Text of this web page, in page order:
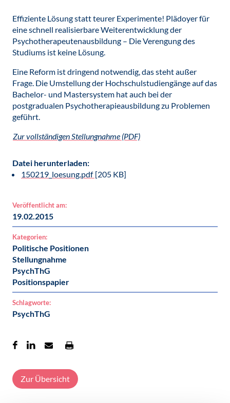
Effiziente Lösung statt teurer Experimente! Plädoyer für
eine schnell realisierbare Weiterentwicklung der
Psychotherapeutenausbildung – Die Verengung des
Studiums ist keine Lösung.
Eine Reform ist dringend notwendig, das steht außer
Frage. Die Umstellung der Hochschulstudiengänge auf das
Bachelor- und Mastersystem hat auch bei der
postgradualen Psychotherapieausbildung zu Problemen
geführt.
Zur vollständigen Stellungnahme (PDF)
Datei herunterladen:
150219_loesung.pdf [205 KB]
Veröffentlicht am:
19.02.2015
Kategorien:
Politische Positionen
Stellungnahme
PsychThG
Positionspapier
Schlagworte:
PsychThG
Zur Übersicht